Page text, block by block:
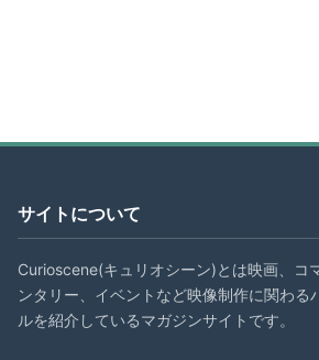
サイトについて
Curioscene(キュリオシーン)とは映画、コ
ンタリー、イベントなど映像制作に関わる
ルを紹介しているマガジンサイトです。